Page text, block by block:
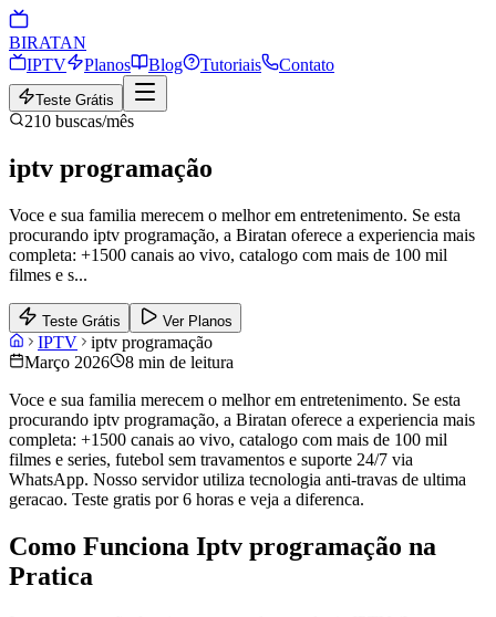
BIRATAN
IPTV
Planos Blog Tutoriais Contato
Teste Grátis
210 buscas/mês
iptv programação
Voce e sua familia merecem o melhor em entretenimento. Se esta
procurando iptv programação, a Biratan oferece a experiencia mais
completa: +1500 canais ao vivo, catalogo com mais de 100 mil
filmes e s...
Teste Grátis Ver Planos
IPTV
iptv programação
Março 2026
8 min de leitura
Voce e sua familia merecem o melhor em entretenimento. Se esta
procurando iptv programação, a Biratan oferece a experiencia mais
completa: +1500 canais ao vivo, catalogo com mais de 100 mil
filmes e series, futebol sem travamentos e suporte 24/7 via
WhatsApp. Nosso servidor utiliza tecnologia anti-travas de ultima
geracao. Teste gratis por 6 horas e veja a diferenca.
Como Funciona Iptv programação na
Pratica